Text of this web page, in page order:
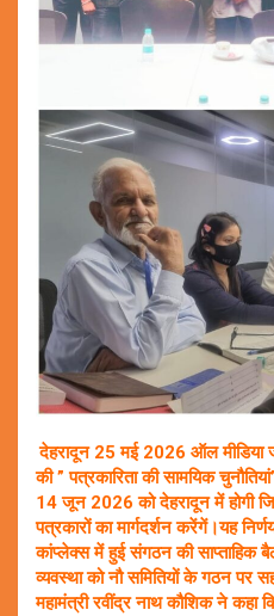
देहरादून 25 मई 2026 ऑल मीडिया
की ” पत्रकारिता की सामयिक
14 जून 2026 को देहरादून में होगी
पत्रकारों का मार्गदर्शन करेंगें।यह
कांप्लेक्स में हुई संगठन की साप्ताहिक
व्यवस्था को नौ समितियों के गठन पर
महामंत्री रवींद्र नाथ कौशिक ने कहा